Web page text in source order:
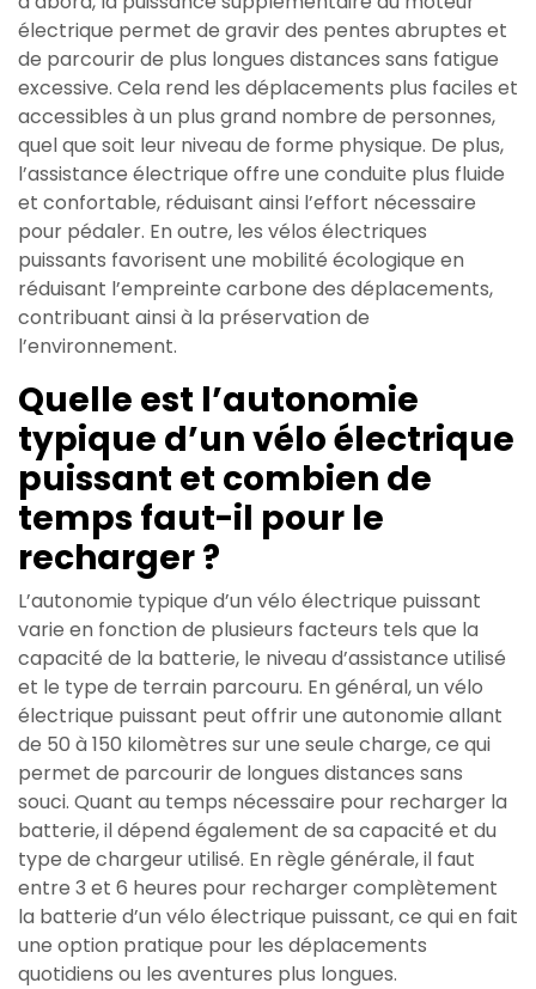
électrique permet de gravir des pentes abruptes et
de parcourir de plus longues distances sans fatigue
excessive. Cela rend les déplacements plus faciles et
accessibles à un plus grand nombre de personnes,
quel que soit leur niveau de forme physique. De plus,
l’assistance électrique offre une conduite plus fluide
et confortable, réduisant ainsi l’effort nécessaire
pour pédaler. En outre, les vélos électriques
puissants favorisent une mobilité écologique en
réduisant l’empreinte carbone des déplacements,
contribuant ainsi à la préservation de
l’environnement.
Quelle est l’autonomie
typique d’un vélo électrique
puissant et combien de
temps faut-il pour le
recharger ?
L’autonomie typique d’un vélo électrique puissant
varie en fonction de plusieurs facteurs tels que la
capacité de la batterie, le niveau d’assistance utilisé
et le type de terrain parcouru. En général, un vélo
électrique puissant peut offrir une autonomie allant
de 50 à 150 kilomètres sur une seule charge, ce qui
permet de parcourir de longues distances sans
souci. Quant au temps nécessaire pour recharger la
batterie, il dépend également de sa capacité et du
type de chargeur utilisé. En règle générale, il faut
entre 3 et 6 heures pour recharger complètement
la batterie d’un vélo électrique puissant, ce qui en fait
une option pratique pour les déplacements
quotidiens ou les aventures plus longues.